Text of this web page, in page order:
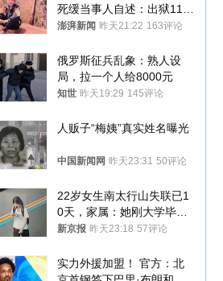
死缓当事人自述：出狱11年
间始终刻意躲避被害人家属
澎湃新闻 昨天21:22 163评论
俄罗斯征兵乱象：熟人设
局，拉一个人给8000元
知世 昨天19:29 145评论
人贩子“梅姨”真实姓名曝光
中国新闻网 昨天23:31 50评论
22岁女生南太行山失联已1
0天，家属：她刚大学毕业
想到山里旅行
新京报 昨天23:18 57评论
实力外援加盟！ 官方：北